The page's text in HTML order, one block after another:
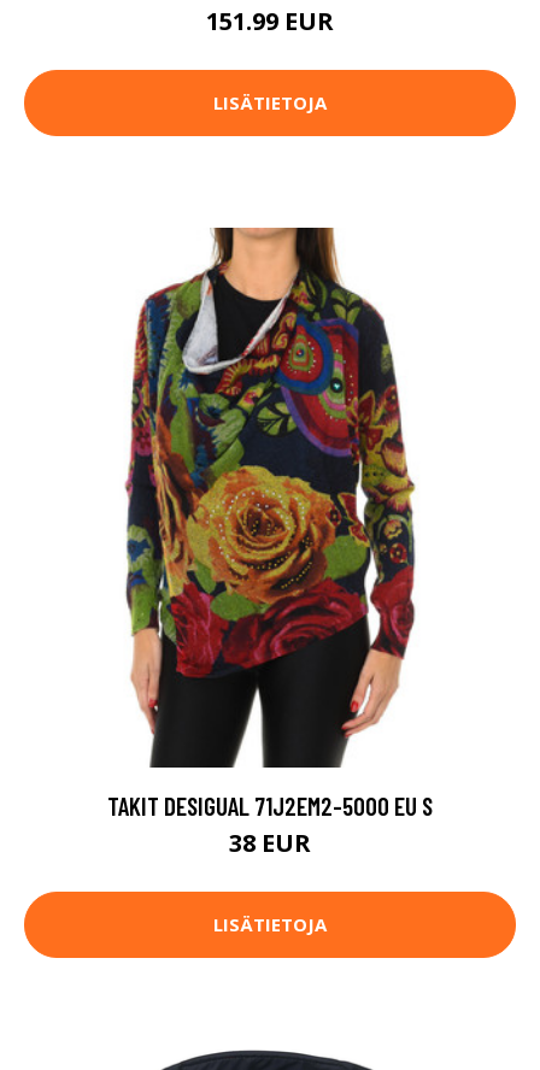
151.99 EUR
LISÄTIETOJA
TAKIT DESIGUAL 71J2EM2-5000 EU S
38 EUR
LISÄTIETOJA